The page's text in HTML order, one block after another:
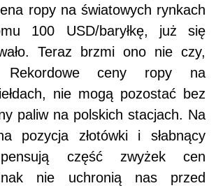
ropy na światowych rynkach
100 USD/baryłkę, już się
Teraz brzmi ono nie czy,
Rekordowe ceny ropy na
nie mogą pozostać bez
paliw na polskich stacjach. Na
pozycja złotówki i słabnący
część zwyżek cen
nie uchronią nas przed